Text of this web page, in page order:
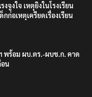
จูงใจ เหตุยิงในโรงเรียน
ก่อเหตุเครียดเรื่องเรียน
พร้อม ผบ.ตร.-ผบช.ก. คาด
น